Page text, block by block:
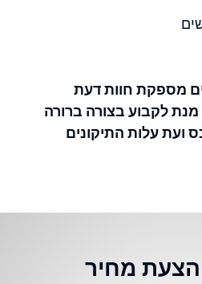
חוות דעת
לקבוע בצורה ברורה
עלות התיקונים
מחיר